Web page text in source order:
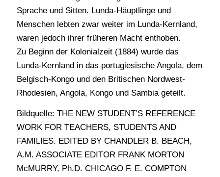
Sprache und Sitten. Lunda-Häuptlinge und
Menschen lebten zwar weiter im Lunda-Kernland,
waren jedoch ihrer früheren Macht enthoben.
Zu Beginn der Kolonialzeit (1884) wurde das
Lunda-Kernland in das portugiesische Angola, dem
Belgisch-Kongo und den Britischen Nordwest-
Rhodesien, Angola, Kongo und Sambia geteilt.
Bildquelle: THE NEW STUDENT’S REFERENCE
WORK FOR TEACHERS, STUDENTS AND
FAMILIES. EDITED BY CHANDLER B. BEACH,
A.M. ASSOCIATE EDITOR FRANK MORTON
McMURRY, Ph.D. CHICAGO F. E. COMPTON